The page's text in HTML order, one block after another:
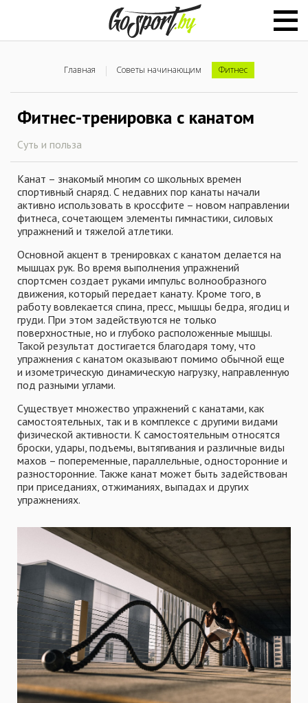
Главная Советы начинающим Фитнес
Фитнес-тренировка с канатом
Суть и польза
Канат – знакомый многим со школьных времен
спортивный снаряд. С недавних пор канаты начали
активно использовать в кроссфите – новом направлении
фитнеса, сочетающем элементы гимнастики, силовых
упражнений и тяжелой атлетики.
Основной акцент в тренировках с канатом делается на
мышцах рук. Во время выполнения упражнений
спортсмен создает руками импульс волнообразного
движения, который передает канату. Кроме того, в
работу вовлекается спина, пресс, мышцы бедра, ягодиц и
груди. При этом задействуются не только
поверхностные, но и глубоко расположенные мышцы.
Такой результат достигается благодаря тому, что
упражнения с канатом оказывают помимо обычной еще
и изометрическую динамическую нагрузку, направленную
под разными углами.
Существует множество упражнений с канатами, как
самостоятельных, так и в комплексе с другими видами
физической активности. К самостоятельным относятся
броски, удары, подъемы, вытягивания и различные виды
махов – попеременные, параллельные, односторонние и
разносторонние. Также канат может быть задействован
при приседаниях, отжиманиях, выпадах и других
упражнениях.